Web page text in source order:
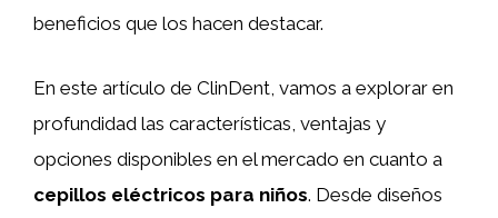
beneficios que los hacen destacar.
En este artículo de ClinDent, vamos a explorar en
profundidad las características, ventajas y
opciones disponibles en el mercado en cuanto a
cepillos eléctricos para niños. Desde diseños